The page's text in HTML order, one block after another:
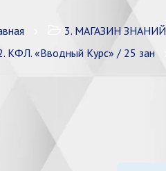
3. МАГАЗИН ЗНАНИЙ
КФЛ. «Вводный Курс» / 25 зан